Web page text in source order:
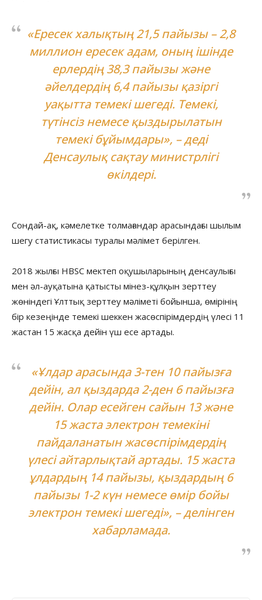
«Ересек халықтың 21,5 пайызы – 2,8
миллион ересек адам, оның ішінде
ерлердің 38,3 пайызы және
әйелдердің 6,4 пайызы қазіргі
уақытта темекі шегеді. Темекі,
түтінсіз немесе қыздырылатын
темекі бұйымдары», – деді
Денсаулық сақтау министрлігі
өкілдері.
Сондай-ақ, кәмелетке толмағандар арасындағы шылым
шегу статистикасы туралы мәлімет берілген.
2018 жылғы HBSC мектеп оқушыларының денсаулығы
мен әл-ауқатына қатысты мінез-құлқын зерттеу
жөніндегі Ұлттық зерттеу мәліметі бойынша, өмірінің
бір кезеңінде темекі шеккен жасөспірімдердің үлесі 11
жастан 15 жасқа дейін үш есе артады.
«Ұлдар арасында 3-тен 10 пайызға
дейін, ал қыздарда 2-ден 6 пайызға
дейін. Олар есейген сайын 13 және
15 жаста электрон темекіні
пайдаланатын жасөспірімдердің
үлесі айтарлықтай артады. 15 жаста
ұлдардың 14 пайызы, қыздардың 6
пайызы 1-2 күн немесе өмір бойы
электрон темекі шегеді», – делінген
хабарламада.